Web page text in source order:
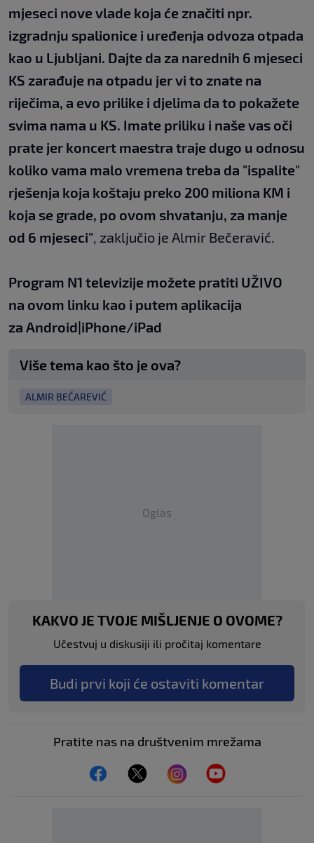
mjeseci nove vlade koja će značiti npr.
izgradnju spalionice i uređenja odvoza otpada
kao u Ljubljani. Dajte da za narednih 6 mjeseci
KS zarađuje na otpadu jer vi to znate na
riječima, a evo prilike i djelima da to pokažete
svima nama u KS. Imate priliku i naše vas oči
prate jer koncert maestra traje dugo u odnosu
koliko vama malo vremena treba da "ispalite"
rješenja koja koštaju preko 200 miliona KM i
koja se grade, po ovom shvatanju, za manje
od 6 mjeseci", zaključio je Almir Bečeravić.
Program N1 televizije možete pratiti UŽIVO
na ovom linku kao i putem aplikacija
za Android|iPhone/iPad
Više tema kao što je ova?
ALMIR BEĆAREVIĆ
Oglas
KAKVO JE TVOJE MIŠLJENJE O OVOME?
Učestvuj u diskusiji ili pročitaj komentare
Budi prvi koji će ostaviti komentar
Pratite nas na društvenim mrežama